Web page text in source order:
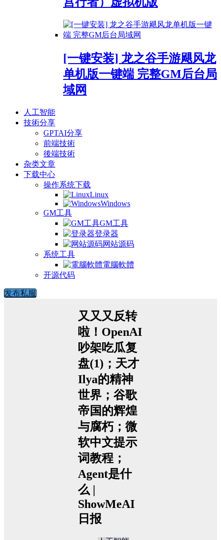
[一键安装] 龙之谷手游飓风龙
单机版一键端 完整GM后台局
域网
人工智能
技術分享
GPTAI分享
前端技術
後端技術
杂类文章
下载中心
操作系统下载
Linux
Windows
GM工具
GM工具
登录器
网站源码
系统工具
電腦軟體
开源代码
发布私服
又又又反转
啦！OpenAI
吵架吃瓜复
盘(1)；天才
Ilya的精神
世界；谷歌
帝国的辉煌
与腐朽；微
软中文提示
词教程；
Agent是什
么 |
ShowMeAI
日报